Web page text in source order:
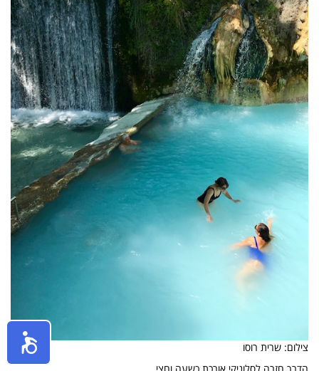
צילום: שרית רוסו